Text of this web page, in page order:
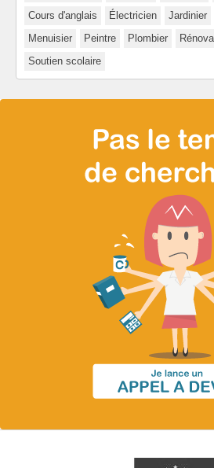
Cours d'anglais
Électricien Jardinier
Menuisier
Peintre Plombier
Soutien scolaire